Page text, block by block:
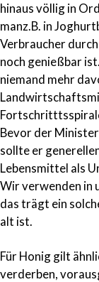
hinaus völlig in
manz.B. in
Verbraucher
noch genießbar
niemand mehr
Bevor der
sollte er
Lebensmittel als
Wir verwenden in
das trägt ein
alt ist.
Für Honig gilt
verderben,